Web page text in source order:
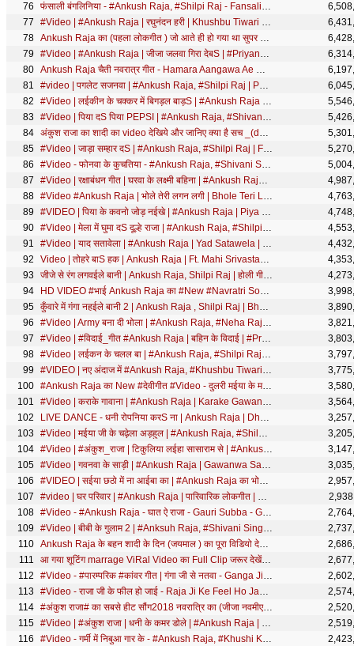
फंसाली बंगलिनिया - #Ankush Raja, #Shilpi Raj - Fansali Bangliniya - Bhojpuri Hit Song 2021
#Video | #Ankush Raja | रघुनंदन हरी | Khushbu Tiwari KT | Ft. #Shilpi Raghwani | Bhojpuri Rap Song
Ankush Raja का (पहला लोकगीत ) जो आते ही हो गया था सुपर हिट्स
#Video | #Ankush Raja | जीजा जलवा गिरा देबS | #Priyanka Singh | Ft. #Shilpi Raghwani | Bolbam Song
Ankush Raja चैती नवरात्र गीत - Hamara Aangawa Ae Maiya - हमरा आँगवा ऐ मईया - Bhojpri Devi geet 2020
#video | पगलेट सजनवा | #Ankush Raja, #Shilpi Raj | Paglet Sajnwa | Bhojpuri Holi Song 2025
#Video | लईकीन के चक्कर में बिगड़ल बाड़S | #Ankush Raja | Ft. #Kajal Raghwani | Bhojpuri Hit Song
#Video | पिया दS पिया PEPSI | #Ankush Raja, #Shivani Singh | Piya Da Piya Pepsi | Bhojpuri Song
अंकुश राजा का शादी का video देखिये और जानिए क्या है सच _(dulha Sharabi)Ankush Raja Live Bhojpuri
#Video | जाड़ा सम्हार दS | #Ankush Raja, #Shilpi Raj | Ft. #Komal Singh | Bhojpuri Hit Song
#Video - फोनवा के कुचतिया - #Ankush Raja, #Shivani Singh - Phonwa Ke Kuchtiya - Bhojpuri Song New
#Video | रक्षाबंधन गीत | घरवा के लक्ष्मी बहिना | #Ankush Raja, #Priyanka SIngh | Rakshabandhan Song
#Video #Ankush Raja | भोले तेरी लगन लगी | Bhole Teri Lagan Lagi | BolBum 2016
#VIDEO | पिया के कवनो जोड़ नईखे | #Ankush Raja | Piya Ke Kawno Jod Naikhe | Bhojpuri Song 2020
#Video | मेला में घुमा दS दूल्हे राजा | #Ankush Raja, #Shilpi Raj | Bhojpuri Navratri Songs
#Video | याद सतावेला | #Ankush Raja | Yad Satawela | Ft. #Muskan | Bhojpuri Sad Song 2026
Video | तोहरे बाS हक | Ankush Raja | Ft. Mahi Srivastav | Tohre Ba Haq | New Bhojpuri Song
जीजे से रंग लगवईले बानी | Ankush Raja, Shilpi Raj | होली गीत | Bhojpuri Holi Song 2021
HD VIDEO #भाई Ankush Raja का #New #Navratri Song | जीजा नवमी में बनलS पापा | Bhojpuri Devi Geet 2018
कुँवारे में गंगा नहईले बानी 2 | Ankush Raja , Shilpi Raj | Bhojpuri Song Hit 2021
#Video | Army बना दी भोला | #Ankush Raja, #Neha Raj | Ft. #Komal Singh | Bhojpuri Bolbam Song 2022
#Video | #विदाई_गीत #Ankush Raja | बहिन के विदाई | #Priyanka Singh | Bahin Ke Vidai | Bhojpuri Song
#Video | लईकन के चलल बा | #Ankush Raja, #Shilpi Raj | Ft. #Shilpi Raghwani | Bhojpuri Hit Song
#VIDEO | नए अंदाज में #Ankush Raja, #Khushbu Tiwari KT का #FUNNY_SONG | ए सर | Bhojpuri Song
#Ankush Raja का New #देवीगीत #Video - दुलरी मईया के मलिनिया - Bhojpuri Devi Geet 2019 New
#Video | कराके गावाना | #Ankush Raja | Karake Gawana | Ft. #Khushi Tiwari | Bhojpuri Song 2026
LIVE DANCE - धनी रोपनिया करS ना | Ankush Raja | Dhani Ropniya Kara Na | Bhojpuri Song 2020
#Video | मईया जी के चढ़ेला अड़हुल | #Ankush Raja, #Shilpi Raj | Ft Astha Singh | Bhojpuri Devi Geet
#Video | #अंकुश_राजा | टिकुलिया लईहा सासाराम से | #Ankush Raja, #Neha Raj | Bhojpuri Hit Song
#Video | गवनवा के साड़ी | #Ankush Raja | Gawanwa Saadi | Ft #Pallavi Giri | Bhojpuri Song 2023
#VIDEO | सईया छठो में ना आईबा का | #Ankush Raja का भोजपुरी छठ गीत | Bhojpuri Chhath Song 2020
#video | घर परिवार | #Ankush Raja | पारिवारिक लोकगीत | Ghar Pariwar | Bhojpuri Video Song 2024
#Video - #Ankush Raja - घात ऐ राजा - Gauri Subba - Ghaat Ae Raja - Bhojpuri New Hit Song
#Video | बीबी के गुलाम 2 | #Anksuh Raja, #Shivani Singh | Ft. #Queen Shalinee | Bhojpuri Hit Song
Ankush Raja के बहन शादी के दिन (जयमाल ) का पूरा विडियो देखे _ Ankush Raja Sister Marriage Full Video
आ गया शूटिंग marrage ViRal Video का Full Clip जरूर देखें Live shooting dulha sharabi
#Video - #पारम्परिक #कांवर गीत | गंगा जी से नतवा - Ganga Ji Se Natwa | #Ankush Raja | Bolbam Song
#Video - राजा जी के फील हो जाई - Raja Ji Ke Feel Ho Jayi - Ankush Raja - Bhojpuri Songs New
#अंकुश राजा# का सबसे हीट सौंग2018 नवरात्रि का (जीजा नवमीए में बनल पापा) के बारे में क्या बोलें।
#Video | #अंकुश राजा | धनी के कमर डोले | #Ankush Raja | Ft. #Shilpi Raghwani | Navratri Song
#Video - गर्मी में निबुआ गार के - #Ankush Raja, #Khushi Kakkar का गर्मी स्पेशल - #Bhojpuri Song